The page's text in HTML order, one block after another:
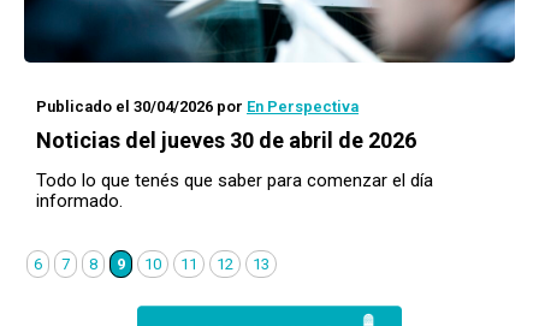
Publicado el 30/04/2026 por En Perspectiva
Noticias del jueves 30 de abril de 2026
Todo lo que tenés que saber para comenzar el día
informado.
6 7 8 9 10 11 12 13